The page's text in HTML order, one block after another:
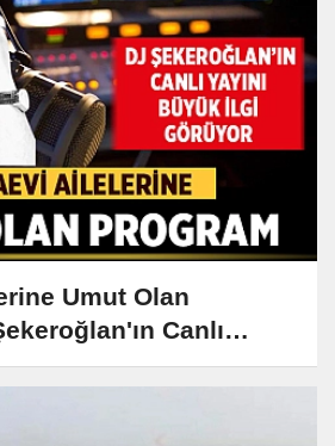
Umut Olan
Canlı
İlgi Görüyor